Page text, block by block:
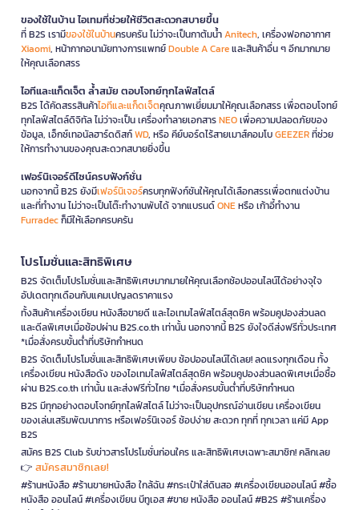
ของใช้ในบ้าน ไอเทมที่ช่วยให้ชีวิตสะดวกสบายขึ้น
ที่ B2S เรามีของใช้ในบ้านครบครัน ไม่ว่าจะเป็นกาต้มน้ำAnitech, เครื่องฟอกอากาศ
Xiaomi, หน้ากากอนามัยทางการแพทย์Double A Careและสินค้าอื่น ๆ อีกมากมาย
ให้คุณเลือกสรร
ไอทีและแก็ดเจ็ต ล้ำสมัย ตอบโจทย์ทุกไลฟ์สไตล์
B2S ได้คัดสรรสินค้าไอทีและแก็ดเจ็ตคุณภาพเยี่ยมมาให้คุณเลือกสรร เพื่อตอบโจทย์
ทุกไลฟ์สไตล์ดิจิทัล ไม่ว่าจะเป็น เครื่องทำลายเอกสารNEOเพื่อความปลอดภัยของ
ข้อมูล, เอ็กซ์เทอนัลฮาร์ดดิสก์WD, หรือ คีย์บอร์ดไร้สายเมาส์คอมโบGEEZERที่ช่วย
ให้การทำงานของคุณสะดวกสบายยิ่งขึ้น
เฟอร์นิเจอร์ดีไซน์ครบฟังก์ชั่น
นอกจากนี้ B2S ยังมีเฟอร์นิเจอร์ครบทุกฟังก์ชันให้คุณได้เลือกสรรเพื่อตกแต่งบ้าน
และที่ทำงาน ไม่ว่าจะเป็นโต๊ะทำงานพับได้ จากแบรนด์ONEหรือ เก้าอี้ทำงาน
Furradecก็มีให้เลือกครบครัน
โปรโมชั่นและสิทธิพิเศษ
B2S จัดเต็มโปรโมชั่นและสิทธิพิเศษมากมายให้คุณเลือกช้อปออนไลน์ได้อย่างจุใจ
อัปเดตทุกเดือนกับแคมเปญลดราคาแรง
ทั้งสินค้าเครื่องเขียน หนังสือขายดี และไอเทมไลฟ์สไตล์สุดชิค พร้อมคูปองส่วนลด
และดีลพิเศษเมื่อช้อปผ่าน B2S.co.th เท่านั้น นอกจากนี้ B2S ยังใจดีส่งฟรีทั่วประเทศ
*เมื่อสั่งครบขั้นต่ำที่บริษัทกำหนด
B2S จัดเต็มโปรโมชั่นและสิทธิพิเศษเพียบ ช้อปออนไลน์ได้เลย! ลดแรงทุกเดือน ทั้ง
เครื่องเขียน หนังสือดัง ของไอเทมไลฟ์สไตล์สุดชิค พร้อมคูปองส่วนลดพิเศษเมื่อซื้อ
ผ่าน B2S.co.th เท่านั้น และส่งฟรีทั่วไทย *เมื่อสั่งครบขั้นต่ำที่บริษัทกำหนด
B2S มีทุกอย่างตอบโจทย์ทุกไลฟ์สไตล์ ไม่ว่าจะเป็นอุปกรณ์อ่านเขียน เครื่องเขียน
ของเล่นเสริมพัฒนาการ หรือเฟอร์นิเจอร์ ช้อปง่าย สะดวก ทุกที่ ทุกเวลา แค่มี App
B2S
สมัคร B2S Club รับข่าวสารโปรโมชั่นก่อนใคร และสิทธิพิเศษเฉพาะสมาชิก! คลิกเลย
👉 สมัครสมาชิกเลย!
#ร้านหนังสือ #ร้านขายหนังสือ ใกล้ฉัน #กระเป๋าใส่ดินสอ #เครื่องเขียนออนไลน์ #ซื้อ
หนังสือ ออนไลน์ #เครื่องเขียน บีทูเอส #ขาย หนังสือ ออนไลน์ #B2S #ร้านเครื่อง